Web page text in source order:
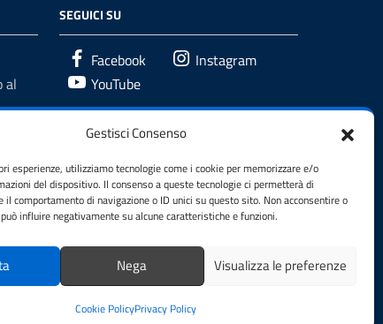
Gestisci Consenso
esperienze, utilizziamo tecnologie come i cookie per memorizzare e/o
del dispositivo. Il consenso a queste tecnologie ci permetterà di
il comportamento di navigazione o ID unici su questo sito. Non acconsentire o
influire negativamente su alcune caratteristiche e funzioni.
Nega Visualizza le preferenze
Cookie PolicyPrivacy Policy
al
SEGUICI SU
Facebook
Instagram
YouTube